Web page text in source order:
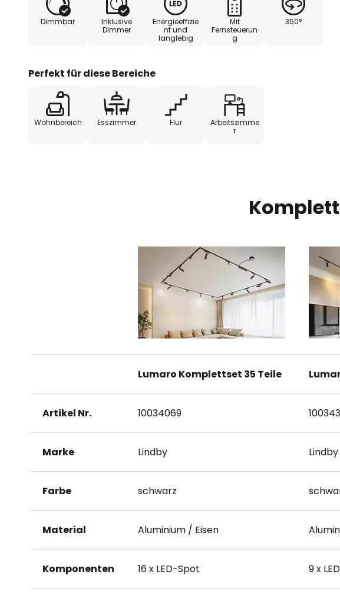
Enthaltene Komponenten:
- 1 x LED-Treiber
- 1 x Fernbedienung (exkl. Batterien)
- 1 x Stromschiene
- 3 x LED-Spots
Dimmbar
Inklusive
Dimmer
Energieeffizie
nt und
langlebig
Mit
Fernsteuerun
g
350°
Perfekt für diese Bereiche
Wohnbereich Esszimmer Flur
Arbeitszimme
r
Lumaro Komplettset 35 Teile
Artikel Nr. 10034069
Marke Lindby Lindby
Farbe schwarz
Material Aluminium / Eisen
Komponenten 16 x LED-Spot 9 x